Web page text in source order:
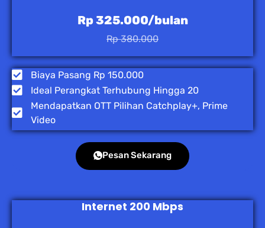
Rp 325.000/bulan
Rp 380.000
Biaya Pasang Rp 150.000
Ideal Perangkat Terhubung Hingga 20
Mendapatkan OTT Pilihan Catchplay+, Prime
Video
Pesan Sekarang
Internet 200 Mbps